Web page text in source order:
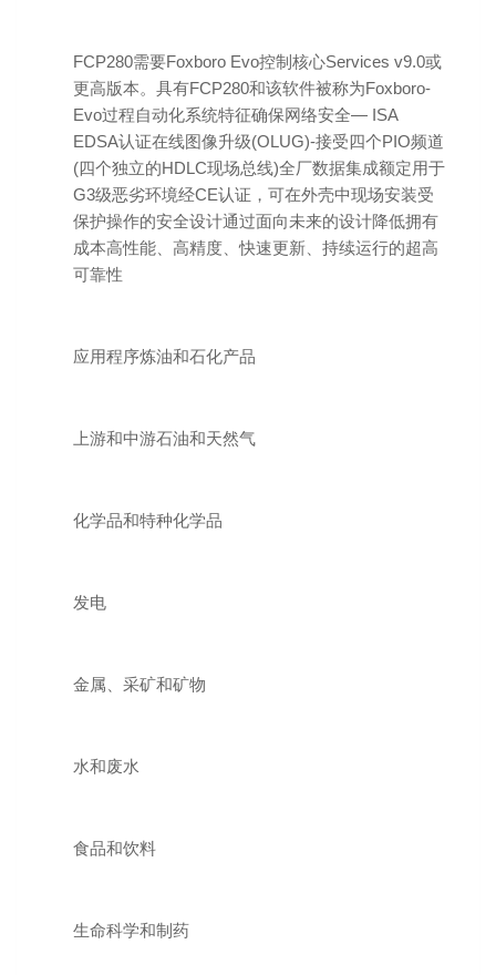
FCP280需要Foxboro Evo控制核心Services v9.0或
更高版本。具有FCP280和该软件被称为Foxboro-
Evo过程自动化系统特征确保网络安全— ISA
EDSA认证在线图像升级(OLUG)-接受四个PIO频道
(四个独立的HDLC现场总线)全厂数据集成额定用于
G3级恶劣环境经CE认证，可在外壳中现场安装受
保护操作的安全设计通过面向未来的设计降低拥有
成本高性能、高精度、快速更新、持续运行的超高
可靠性
应用程序炼油和石化产品
上游和中游石油和天然气
化学品和特种化学品
发电
金属、采矿和矿物
水和废水
食品和饮料
生命科学和制药